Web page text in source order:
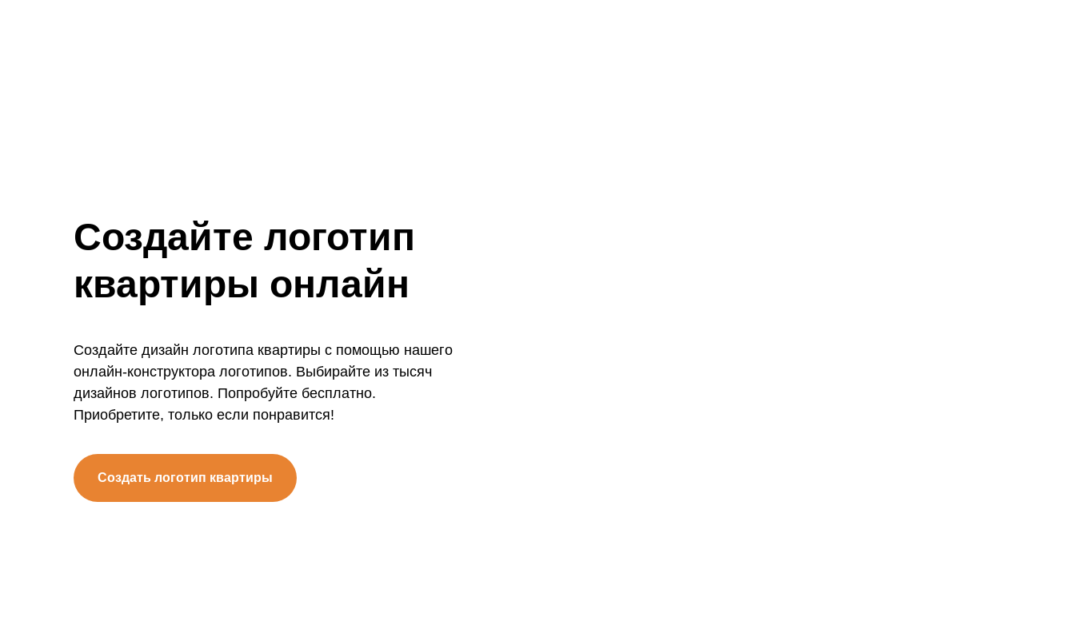
Создайте логотип
квартиры онлайн
Создайте дизайн логотипа квартиры с помощью нашего
онлайн-конструктора логотипов. Выбирайте из тысяч
дизайнов логотипов. Попробуйте бесплатно.
Приобретите, только если понравится!
Создать логотип квартиры